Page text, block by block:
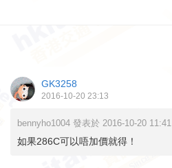
GK3258
2016-10-20 23:13
bennyho1004 發表於 2016-10-20 11:41
如果286C可以唔加價就得！